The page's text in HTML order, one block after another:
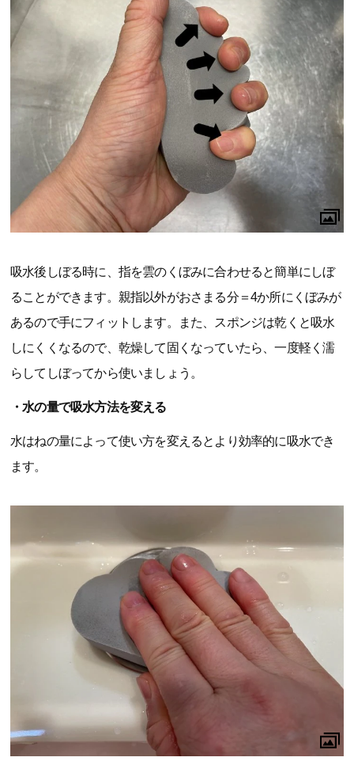
吸水後しぼる時に、指を雲のくぼみに合わせると簡単にしぼ
ることができます。親指以外がおさまる分＝4か所にくぼみが
あるので手にフィットします。また、スポンジは乾くと吸水
しにくくなるので、乾燥して固くなっていたら、一度軽く濡
らしてしぼってから使いましょう。
・水の量で吸水方法を変える
水はねの量によって使い方を変えるとより効率的に吸水でき
ます。